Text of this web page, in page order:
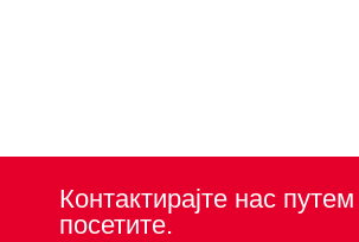
Контактирајте нас
посетите.